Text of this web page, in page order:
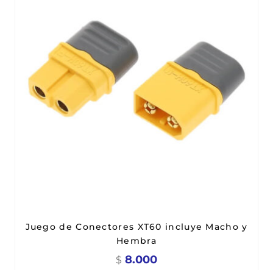
Juego de Conectores XT60 incluye Macho y
Hembra
$ 8.000